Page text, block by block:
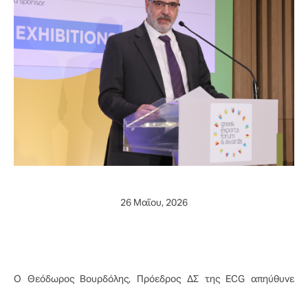
26 Μαΐου, 2026
Ο Θεόδωρος Βουρδόλης, Πρόεδρος ΔΣ της ECG απηύθυνε